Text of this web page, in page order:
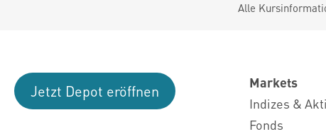
Alle
Jetzt Depot eröffnen
Markets
Indizes &
Fonds